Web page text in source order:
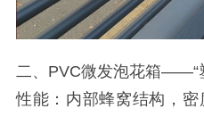
二、PVC微发泡花箱——“
性能：内部蜂窝结构，密